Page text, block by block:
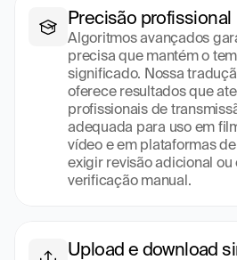
Precisão profissional
Algoritmos avançados
precisa que mantém o
significado. Nossa
oferece resultados que
profissionais de
adequada para uso em
vídeo e em plataformas
exigir revisão adicional ou
verificação manual.
Upload e download